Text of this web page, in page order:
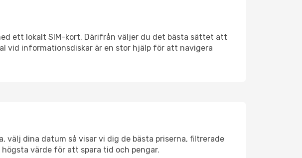
ett lokalt SIM-kort. Därifrån väljer du det bästa sättet att
vid informationsdiskar är en stor hjälp för att navigera
välj dina datum så visar vi dig de bästa priserna, filtrerade
värde för att spara tid och pengar.